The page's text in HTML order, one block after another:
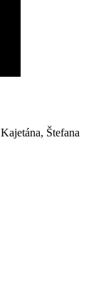
Štefana